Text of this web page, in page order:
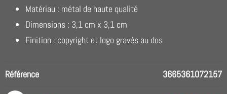
Matériau : métal de haute qualité
Dimensions : 3,1 cm x 3,1 cm
Finition : copyright et logo gravés au dos
Référence 3665361072157